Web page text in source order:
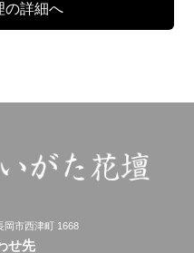
の詳細へ
市西津町 1668
せ先